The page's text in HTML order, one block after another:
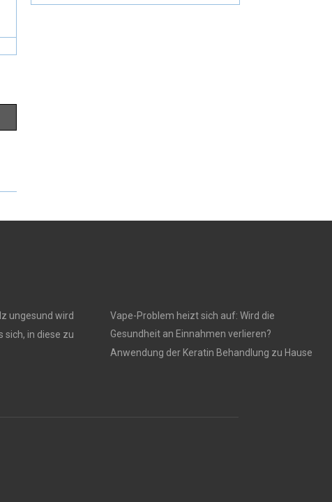
ungesund wird
sich, in diese zu
Vape-Problem heizt sich auf: Wird die
Gesundheit an Einnahmen verlieren?
Anwendung der Keratin Behandlung zu Hause